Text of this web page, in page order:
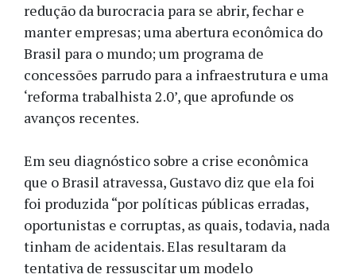
redução da burocracia para se abrir, fechar e
manter empresas; uma abertura econômica do
Brasil para o mundo; um programa de
concessões parrudo para a infraestrutura e uma
‘reforma trabalhista 2.0’, que aprofunde os
avanços recentes.
Em seu diagnóstico sobre a crise econômica
que o Brasil atravessa, Gustavo diz que ela foi
foi produzida “por políticas públicas erradas,
oportunistas e corruptas, as quais, todavia, nada
tinham de acidentais. Elas resultaram da
tentativa de ressuscitar um modelo